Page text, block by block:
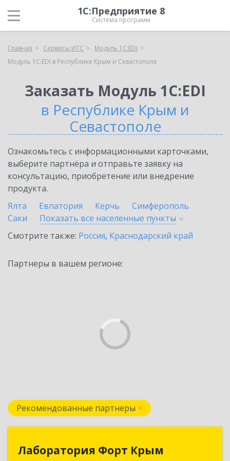
1С:Предприятие 8
Система программ
Главная Сервисы ИТС
Модуль 1C:EDI
Модуль 1C:EDI в Республике Крым и Севастополе
Заказать Модуль 1C:EDI
в Республике Крым и
Севастополе
Ознакомьтесь с информационными карточками,
выберите партнёра и отправьте заявку на
консультацию, приобретение или внедрение
продукта.
Ялта
Евпатория Керчь
Симферополь
Саки
Показать все населенные пункты
Смотрите также: Россия, Краснодарский край
Партнеры в вашем регионе:
Рекомендованные партнеры
Лаборатория Форт Крым